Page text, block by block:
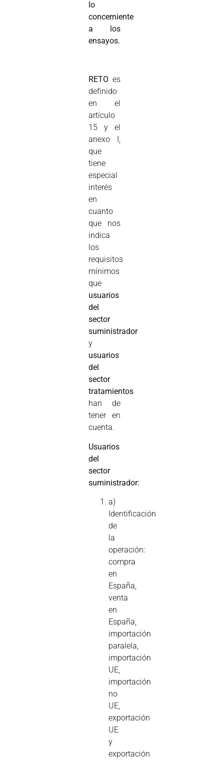
lo
concerniente
a los
ensayos.
RETO es
definido
en el
artículo
15 y el
anexo I,
que
tiene
especial
interés
en
cuanto
que nos
indica
los
requisitos
mínimos
que
usuarios
del
sector
suministrador
y
usuarios
del
sector
tratamientos
han de
tener en
cuenta.
Usuarios
del
sector
suministrador:
a)
Identificación
de
la
operación:
compra
en
España,
venta
en
España,
importación
paralela,
importación
UE,
importación
no
UE,
exportación
UE
y
exportación